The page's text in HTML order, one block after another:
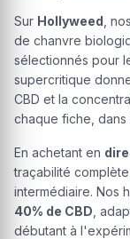
Sur Hollyweed , nos
de chanvre
sélectionnés pour
supercritique
CBD et la
chaque fiche,
En achetant en
traçabilité
intermédiaire. Nos
40% de CBD ,
débutant à